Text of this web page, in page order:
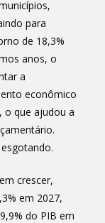
para
de 18,3%
anos, o
a
econômico
o que ajudou a
crescer,
em 2027,
do PIB em